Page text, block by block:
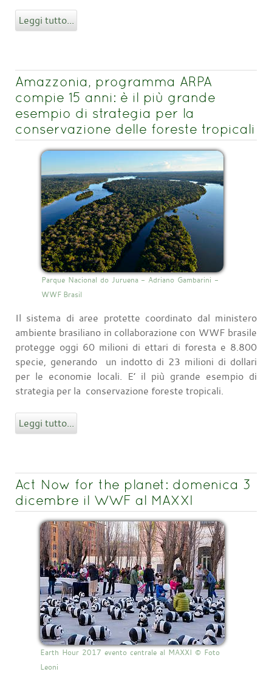
Leggi tutto...
Amazzonia, programma ARPA
compie 15 anni: è il più grande
esempio di strategia per la
conservazione delle foreste tropicali
Parque Nacional do Juruena - Adriano Gambarini -
WWF Brasil
Il sistema di aree protette coordinato dal ministero
ambiente brasiliano in collaborazione con WWF brasile
protegge oggi 60 milioni di ettari di foresta e 8.800
specie, generando un indotto di 23 milioni di dollari
per le economie locali. E’ il più grande esempio di
strategia per la conservazione foreste tropicali.
Leggi tutto...
Act Now for the planet: domenica 3
dicembre il WWF al MAXXI
Earth Hour 2017 evento centrale al MAXXI © Foto
Leoni